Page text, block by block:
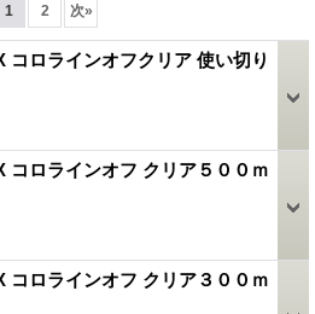
1 2 次»
コロラインオフクリア 使い切り
コロラインオフ クリア５００ｍ
コロラインオフ クリア３００ｍ